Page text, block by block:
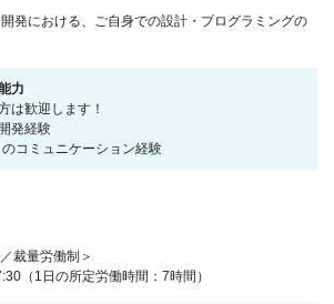
発における、ご自身での設計・プログラミングの
力
は歓迎します！
発経験
コミュニケーション経験
裁量労働制＞
（1日の所定労働時間：7時間）